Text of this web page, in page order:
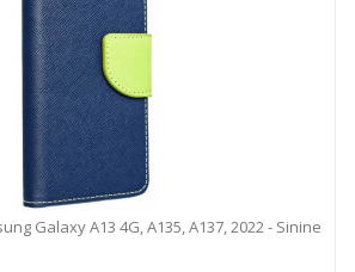
Galaxy A13 4G, A135, A137, 2022 - Sinine